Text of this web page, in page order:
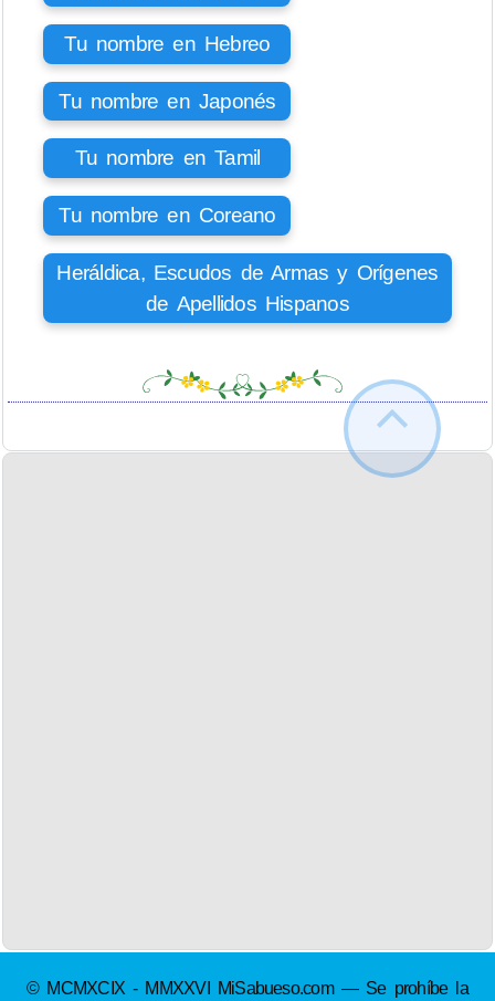
Tu nombre en Hebreo
Tu nombre en Japonés
Tu nombre en Tamil
Tu nombre en Coreano
Heráldica, Escudos de Armas y Orígenes
de Apellidos Hispanos
© MCMXCIX - MMXXVI MiSabueso.com — Se prohíbe la